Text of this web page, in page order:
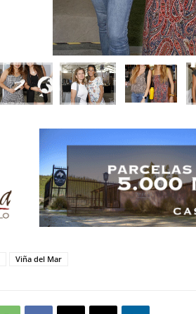
Viña del Mar